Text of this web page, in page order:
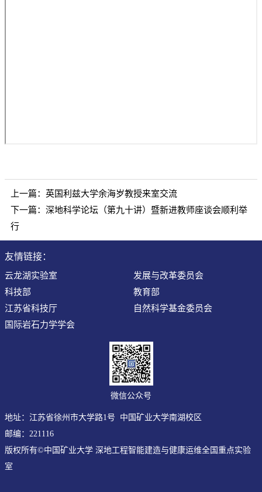
上一篇： 英国利兹大学余海岁教授来室交流
下一篇： 深地科学论坛（第九十讲）暨新进教师座谈会顺利举
行
友情链接：
云龙湖实验室
发展与改革委员会
科技部
教育部
江苏省科技厅
自然科学基金委员会
国际岩石力学学会
微信公众号
地址：江苏省徐州市大学路1号 中国矿业大学南湖校区
邮编：221116
版权所有©中国矿业大学 深地工程智能建造与健康运维全国重点实验
室